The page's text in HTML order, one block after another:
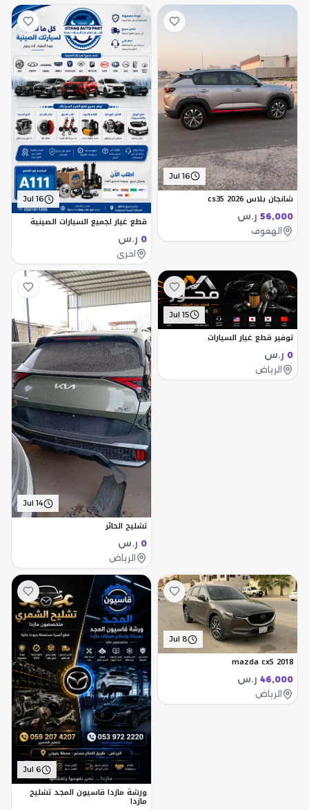
Jul 16
شانجان بلاس cs35 2026
56,000 ر.س
الهفوف
Jul 16
قطع غيار لجميع السيارات الصينية
0 ر.س
اخرى
Jul 15
توفير قطع غيار السيارات
0 ر.س
الرياض
Jul 14
تشليح الحائر
0 ر.س
الرياض
Jul 8
mazda cx5 2018
46,000 ر.س
الرياض
Jul 6
ورشة مازدا قاسيون المجد تشليح
مازدا